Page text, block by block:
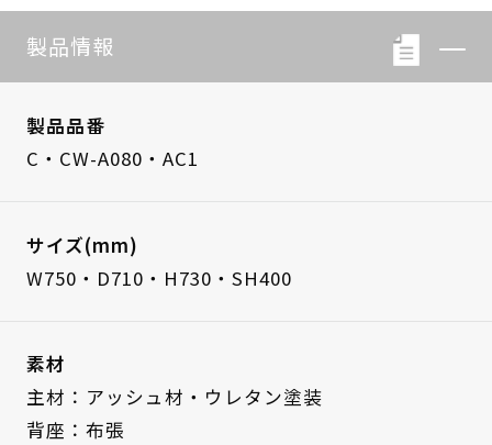
製品情報
製品品番
C・CW-A080・AC1
サイズ(mm)
W750・D710・H730・SH400
素材
主材：アッシュ材・ウレタン塗装
背座：布張